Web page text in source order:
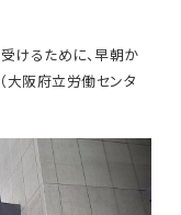
けるために、早朝か
大阪府立労働センタ